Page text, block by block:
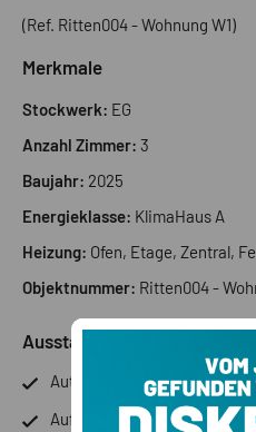
(Ref. Ritten004 - Wohnung W1)
Merkmale
Stockwerk: EG
Anzahl Zimmer: 3
Baujahr: 2025
Energieklasse: KlimaHaus A
Heizung: Ofen, Etage, Zentral,
Objektnummer: Ritten004 -
Ausstattung
Autonome Heizung
Aufzug